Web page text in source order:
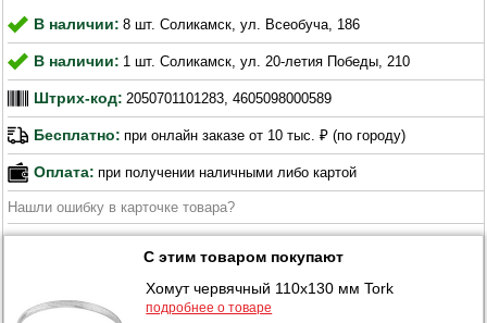
В наличии: 8 шт. Соликамск, ул. Всеобуча, 186
В наличии: 1 шт. Соликамск, ул. 20-летия Победы, 210
Штрих-код: 2050701101283, 4605098000589
Бесплатно: при онлайн заказе от 10 тыс. ₽ (по городу)
Оплата: при получении наличными либо картой
Нашли ошибку в карточке товара?
С этим товаром покупают
Хомут червячный 110х130 мм Tork
подробнее о товаре